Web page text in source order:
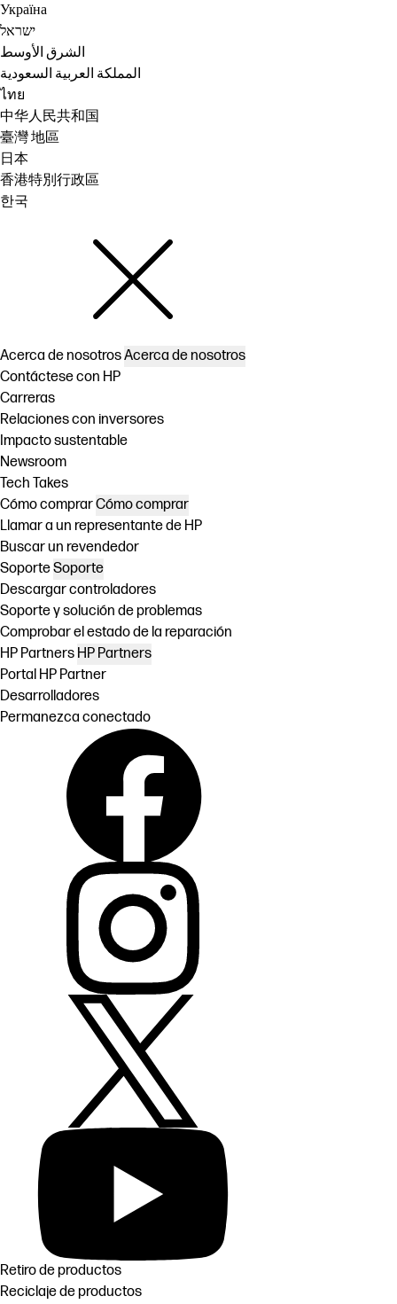
Україна
ישראל
الشرق الأوسط
المملكة العربية السعودية
ไทย
中华人民共和国
臺灣 地區
日本
香港特別行政區
한국
Acerca de nosotrosAcerca de nosotros
Contáctese con HP
Carreras
Relaciones con inversores
Impacto sustentable
Newsroom
Tech Takes
Cómo comprarCómo comprar
Llamar a un representante de HP
Buscar un revendedor
SoporteSoporte
Descargar controladores
Soporte y solución de problemas
Comprobar el estado de la reparación
HP Partners HP Partners
Portal HP Partner
Desarrolladores
Permanezca conectado
Retiro de productos
Reciclaje de productos